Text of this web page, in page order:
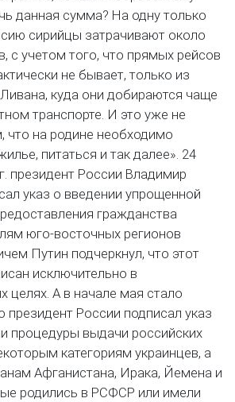
данная сумма? На одну только
сирийцы затрачивают около
с учетом того, что прямых рейсов
не бывает, только из
куда они добираются чаще
транспорте. И это уже не
что на родине необходимо
питаться и так далее». 24
президент России Владимир
указ о введении упрощенной
гражданства
юго-восточных регионов
Путин подчеркнул, что этот
исключительно в
целях. А в начале мая стало
президент России подписал указ
процедуры выдачи российских
категориям украинцев, а
Афганистана, Ирака, Йемена и
родились в РСФСР или имели